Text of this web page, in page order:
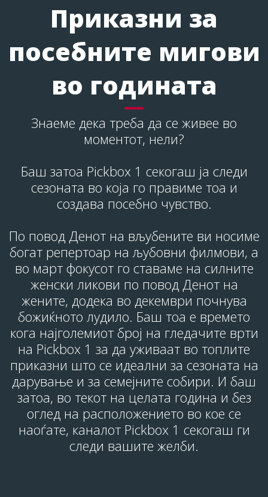
Приказни за
посебните мигови
во годината
Знаеме дека треба да се живее во
моментот, нели?
Баш затоа Pickbox 1 секогаш ја следи
сезоната во која го правиме тоа и
создава посебно чувство.
По повод Денот на вљубените ви носиме
богат репертоар на љубовни филмови, а
во март фокусот го ставаме на силните
женски ликови по повод Денот на
жените, додека во декември почнува
божиќното лудило. Баш тоа е времето
кога најголемиот број на гледачите врти
на Pickbox 1 за да уживаат во топлите
приказни што се идеални за сезоната на
дарување и за семејните собири. И баш
затоа, во текот на целата година и без
оглед на расположението во кое се
наоѓате, каналот Pickbox 1 секогаш ги
следи вашите желби.